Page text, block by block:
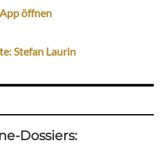
öffnen
Stefan Laurin
Dossiers: